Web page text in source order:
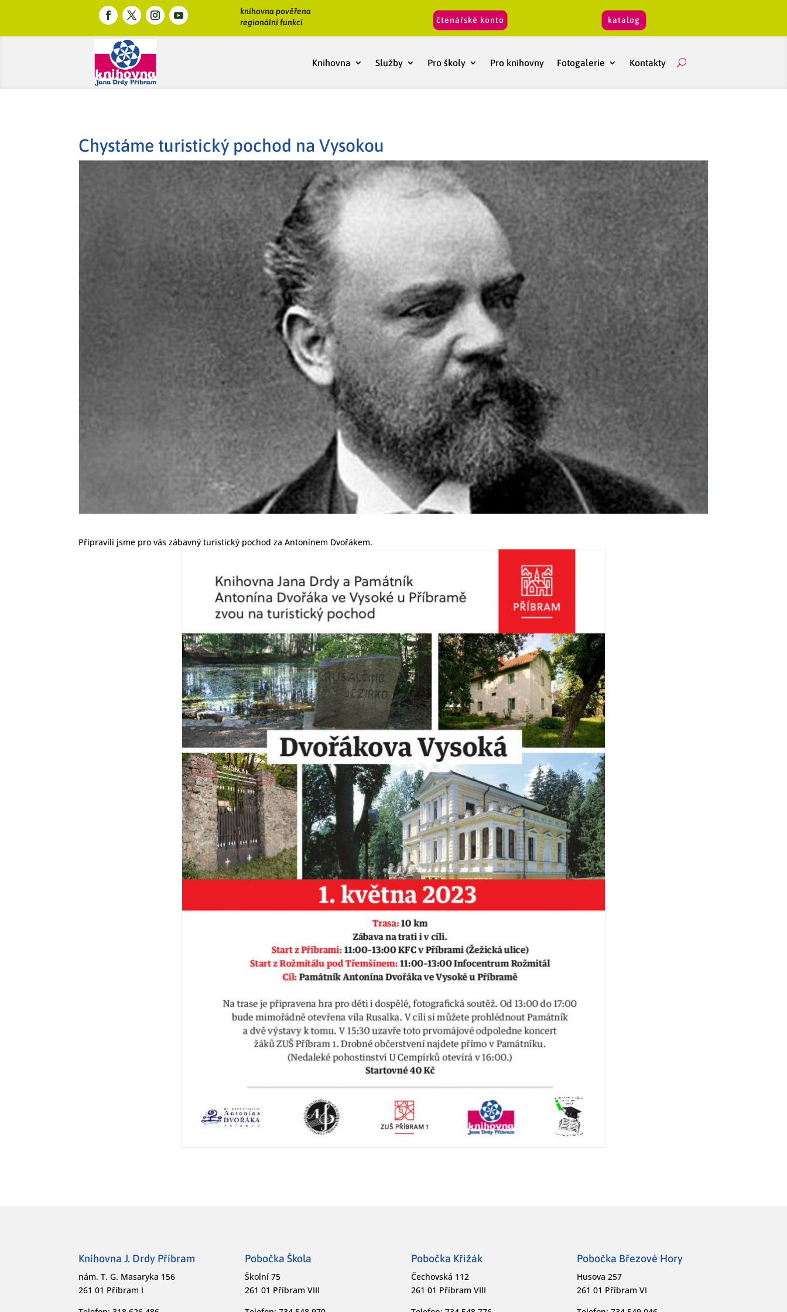
knihovna pověřena
regionální funkcí
čtenářské konto katalog
Knihovna Služby Pro školy Pro knihovny Fotogalerie Kontakty
Chystáme turistický pochod na Vysokou
Připravili jsme pro vás zábavný turistický pochod za Antonínem Dvořákem.
Knihovna J. Drdy Příbram
nám. T. G. Masaryka 156
261 01 Příbram I
Pobočka Škola
Školní 75
261 01 Příbram VIII
Pobočka Křižák
Čechovská 112
261 01 Příbram VIII
Pobočka Březové Hory
Husova 257
261 01 Příbram VI